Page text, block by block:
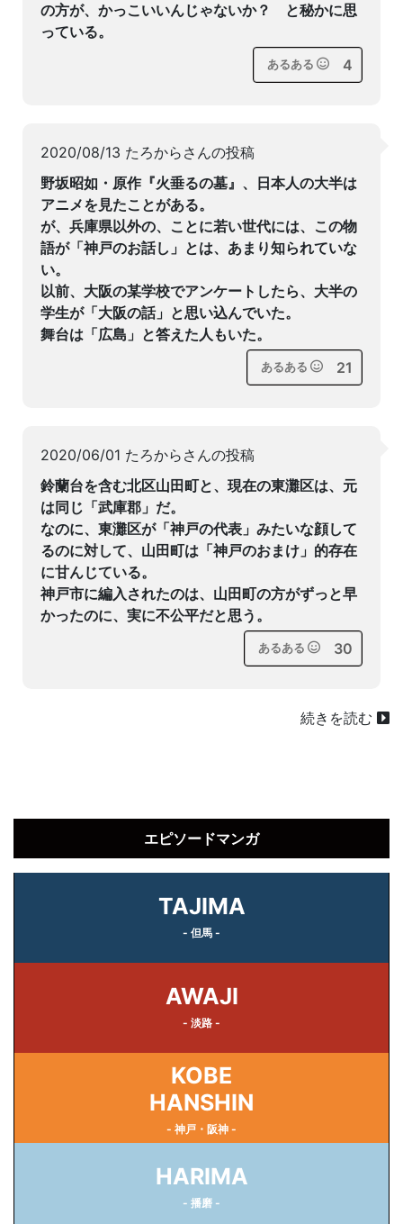
の方が、かっこいいんじゃないか？ と秘かに思
っている。
あるある 4
2020/08/13 たろからさんの投稿
野坂昭如・原作『火垂るの墓』、日本人の大半は
アニメを見たことがある。
が、兵庫県以外の、ことに若い世代には、この物
語が「神戸のお話し」とは、あまり知られていな
い。
以前、大阪の某学校でアンケートしたら、大半の
学生が「大阪の話」と思い込んでいた。
舞台は「広島」と答えた人もいた。
あるある 21
2020/06/01 たろからさんの投稿
鈴蘭台を含む北区山田町と、現在の東灘区は、元
は同じ「武庫郡」だ。
なのに、東灘区が「神戸の代表」みたいな顔して
るのに対して、山田町は「神戸のおまけ」的存在
に甘んじている。
神戸市に編入されたのは、山田町の方がずっと早
かったのに、実に不公平だと思う。
あるある 30
続きを読む
エピソードマンガ
TAJIMA
- 但馬 -
AWAJI
- 淡路 -
KOBE
HANSHIN
- 神戸・阪神 -
HARIMA
- 播磨 -